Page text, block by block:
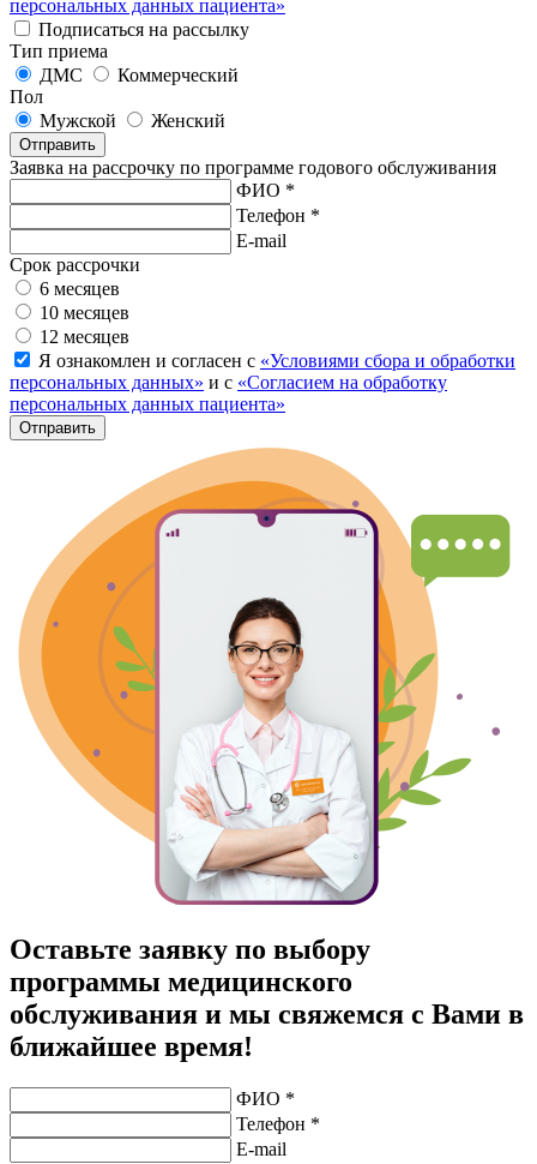
персональных данных пациента»
Подписаться на рассылку
Тип приема
ДМС
Коммерческий
Пол
Мужской
Женский
Отправить
Заявка на рассрочку по программе годового обслуживания
ФИО *
Телефон *
E-mail
Срок рассрочки
6 месяцев
10 месяцев
12 месяцев
Я ознакомлен и согласен с «Условиями сбора и обработки
персональных данных» и с «Согласием на обработку
персональных данных пациента»
Отправить
Оставьте заявку по выбору
программы медицинского
обслуживания и мы свяжемся с Вами в
ближайшее время!
ФИО *
Телефон *
E-mail